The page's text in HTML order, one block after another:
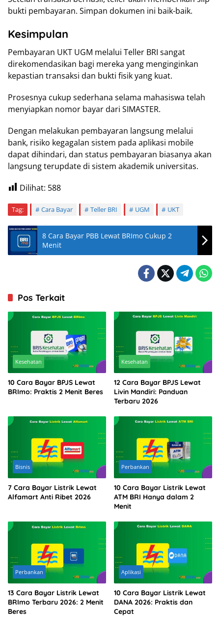
bukti pembayaran. Simpan dokumen ini baik-baik.
Kesimpulan
Pembayaran UKT UGM melalui Teller BRI sangat
direkomendasikan bagi mereka yang menginginkan
kepastian transaksi dan bukti fisik yang kuat.
Prosesnya cukup sederhana selama mahasiswa telah
menyiapkan nomor bayar dari SIMASTER.
Dengan melakukan pembayaran langsung melalui
bank, risiko kegagalan sistem pada aplikasi mobile
dapat dihindari, dan status pembayaran biasanya akan
langsung terupdate di sistem akademik universitas.
Dilihat: 588
Tag: Cara Bayar Teller BRI UGM UKT
8 Cara Bayar PBB Lewat BRImo Cukup 2
Menit
Pos Terkait
Kesehatan
10 Cara Bayar BPJS Lewat
BRImo: Praktis 2 Menit Beres
Kesehatan
12 Cara Bayar BPJS Lewat
Livin Mandiri: Panduan
Terbaru 2026
Bisnis
7 Cara Bayar Listrik Lewat
Alfamart Anti Ribet 2026
Perbankan
10 Cara Bayar Listrik Lewat
ATM BRI Hanya dalam 2
Menit
Perbankan
13 Cara Bayar Listrik Lewat
BRImo Terbaru 2026: 2 Menit
Beres
Aplikasi
10 Cara Bayar Listrik Lewat
DANA 2026: Praktis dan
Cepat